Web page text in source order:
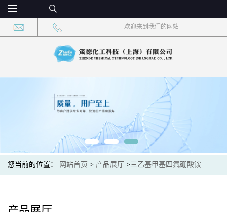
欢迎来到我们的网站
您当前的位置： 网站首页 > 产品展厅 >三乙基甲基四氟硼酸铵